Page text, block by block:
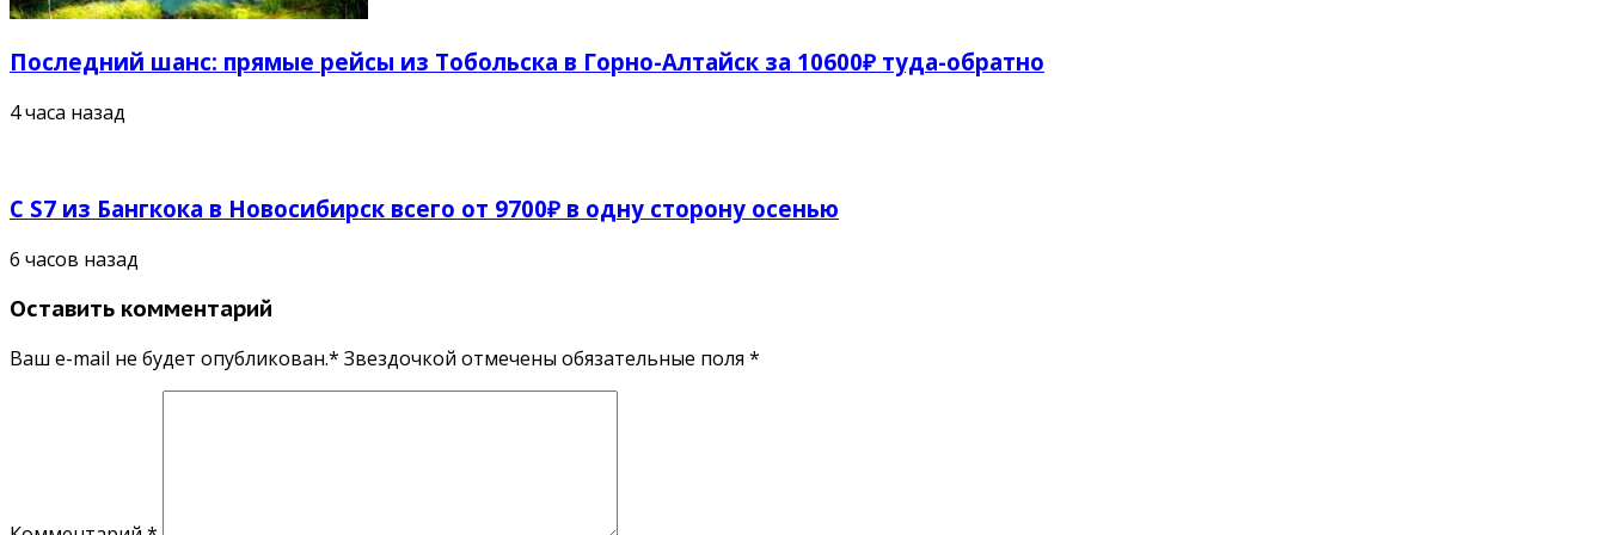
Последний шанс: прямые рейсы из Тобольска в Горно-Алтайск за 10600₽ туда-обратно
4 часа назад
С S7 из Бангкока в Новосибирск всего от 9700₽ в одну сторону осенью
6 часов назад
Оставить комментарий
Ваш e-mail не будет опубликован.* Звездочкой отмечены обязательные поля *